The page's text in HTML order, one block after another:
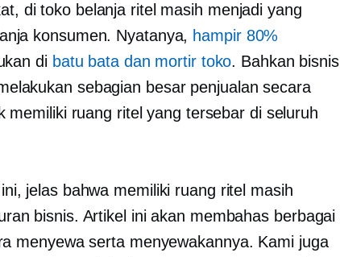
di tokobelanja ritel masih menjadi yang
konsumen. Nyatanya, hampir 80%
di batu bata dan mortirtoko. Bahkan bisnis
sebagian besar penjualan secara
memiliki ruang ritel yang tersebar di seluruh
jelas bahwa memiliki ruang ritel masih
bisnis. Artikel ini akan membahas berbagai
menyewa serta menyewakannya. Kami juga